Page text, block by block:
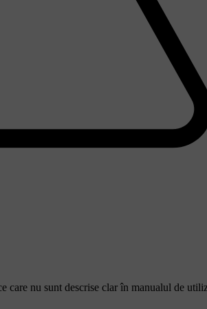
care nu sunt descrise clar în manualul de